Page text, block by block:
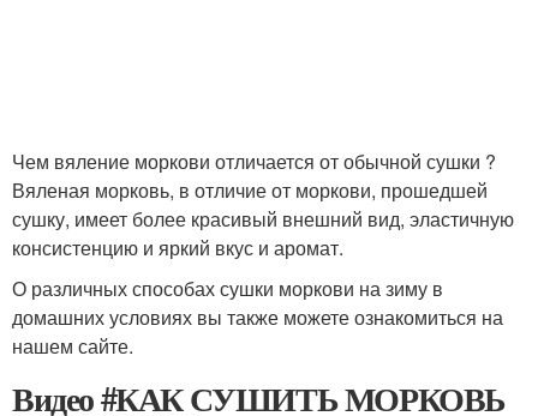
Чем вяление моркови отличается от обычной сушки ?
Вяленая морковь, в отличие от моркови, прошедшей
сушку, имеет более красивый внешний вид, эластичную
консистенцию и яркий вкус и аромат.
О различных способах сушки моркови на зиму в
домашних условиях вы также можете ознакомиться на
нашем сайте.
Видео #КАК СУШИТЬ МОРКОВЬ